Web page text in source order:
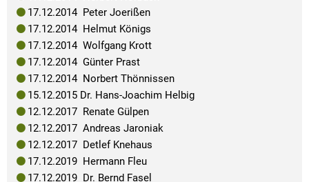
17.12.2014 Peter Joerißen
17.12.2014 Helmut Königs
17.12.2014 Wolfgang Krott
17.12.2014 Günter Prast
17.12.2014 Norbert Thönnissen
15.12.2015 Dr. Hans-Joachim Helbig
12.12.2017 Renate Gülpen
12.12.2017 Andreas Jaroniak
12.12.2017 Detlef Knehaus
17.12.2019 Hermann Fleu
17.12.2019 Dr. Bernd Fasel